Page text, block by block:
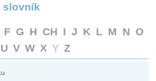
slovník
F G H CH I J K L M N O
U V W X Y Z